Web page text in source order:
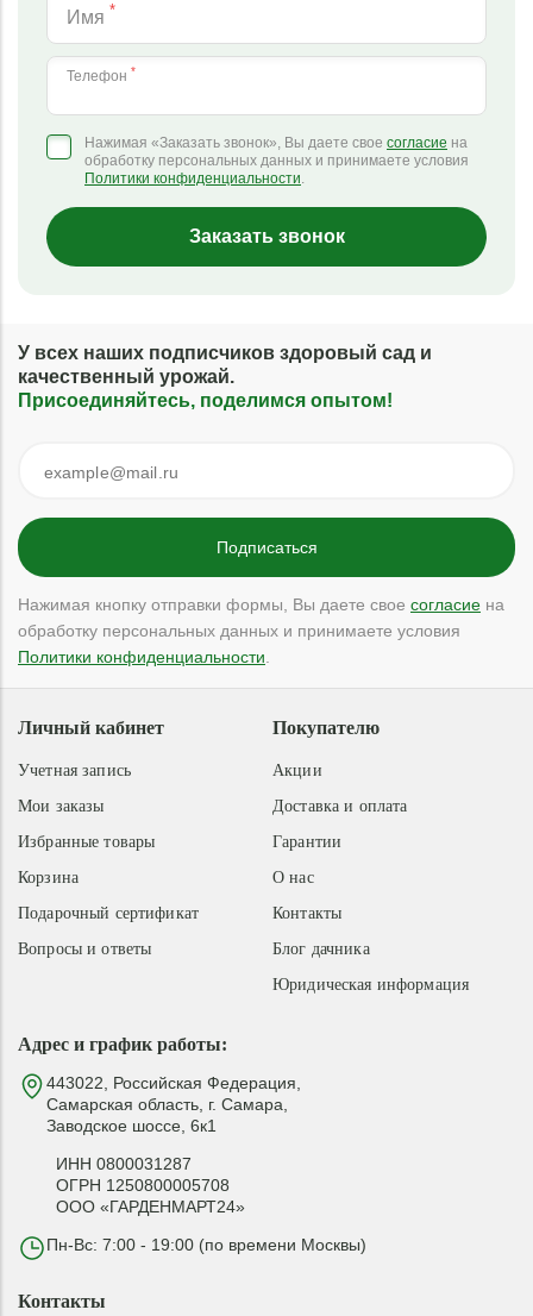
Имя *
Телефон *
Нажимая «Заказать звонок», Вы даете свое согласие на
обработку персональных данных и принимаете условия
Политики конфиденциальности.
Заказать звонок
У всех наших подписчиков здоровый сад и
качественный урожай.
Присоединяйтесь, поделимся опытом!
Нажимая кнопку отправки формы, Вы даете свое согласие на
обработку персональных данных и принимаете условия
Политики конфиденциальности
Адрес и график работы:
443022, Российская Федерация,
Самарская область, г. Самара,
Заводское шоссе, 6к1
ИНН 0800031287
ОГРН 1250800005708
ООО «ГАРДЕНМАРТ24»
Пн-Вс: 7:00 - 19:00 (по времени Москвы)
Покупателю
Акции
Доставка и оплата
Гарантии
О нас
Контакты
Блог дачника
Юридическая информация
Личный кабинет
Учетная запись
Мои заказы
Избранные товары
Корзина
Подарочный сертификат
Вопросы и ответы
Контакты